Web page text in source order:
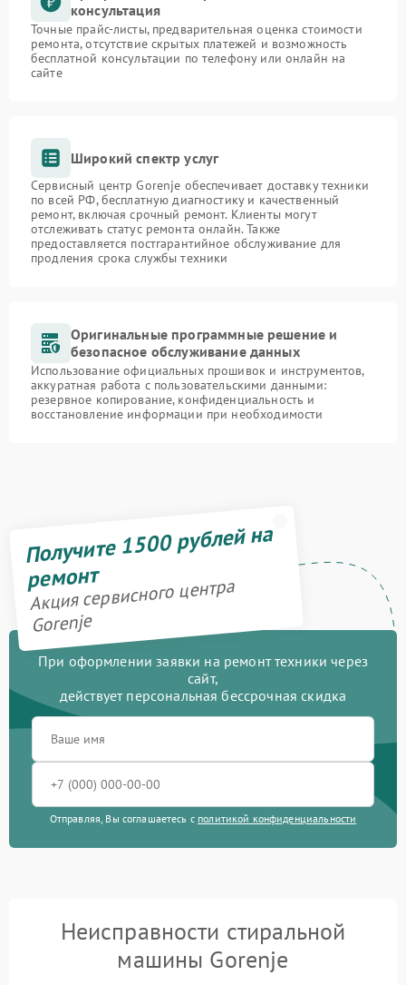
консультация
Точные прайс-листы, предварительная оценка стоимости
ремонта, отсутствие скрытых платежей и возможность
бесплатной консультации по телефону или онлайн на
сайте
Широкий спектр услуг
Сервисный центр Gorenje обеспечивает доставку техники
по всей РФ, бесплатную диагностику и качественный
ремонт, включая срочный ремонт. Клиенты могут
отслеживать статус ремонта онлайн. Также
предоставляется постгарантийное обслуживание для
продления срока службы техники
Оригинальные программные решение и
безопасное обслуживание данных
Использование официальных прошивок и инструментов,
аккуратная работа с пользовательскими данными:
резервное копирование, конфиденциальность и
восстановление информации при необходимости
Получите 1500 рублей на
ремонт
Акция сервисного центра
Gorenje
При оформлении заявки на ремонт техники через
сайт,
действует персональная бессрочная скидка
Отправляя, Вы соглашаетесь с политикой конфиденциальности
Неисправности стиральной
машины Gorenje